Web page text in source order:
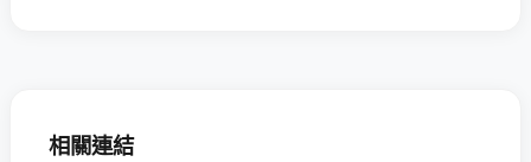
相關連結